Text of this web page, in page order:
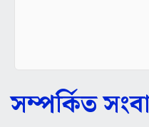
সম্পর্কিত